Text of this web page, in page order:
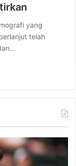
yang
telah